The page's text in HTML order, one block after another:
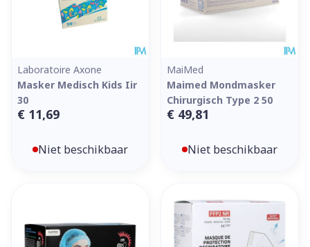
Laboratoire Axone
Masker Medisch Kids Iir
30
€ 11,69
Niet beschikbaar
MaiMed
Maimed Mondmasker
Chirurgisch Type 2 50
€ 49,81
Niet beschikbaar